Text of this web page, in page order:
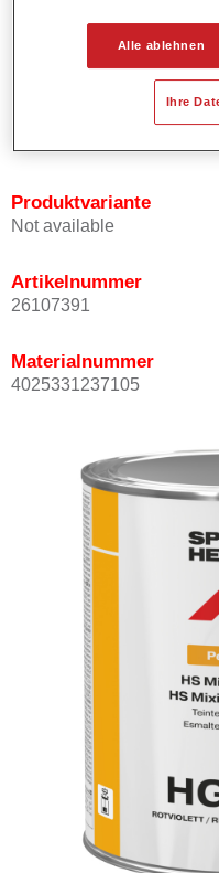
Ermöglicht schnelle
Bietet ein hohes
Besitzt einen
Entspricht den VOC
Produktvariante
Not available
Artikelnummer
26107391
Materialnummer
4025331237105
Alle ablehnen
Ihre